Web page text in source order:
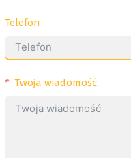
Telefon
Twoja wiadomość